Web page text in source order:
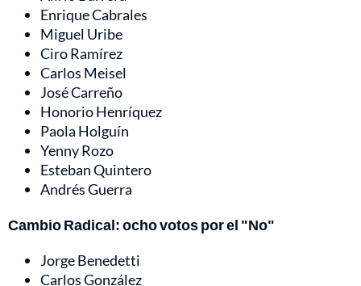
Enrique Cabrales
Miguel Uribe
Ciro Ramírez
Carlos Meisel
José Carreño
Honorio Henríquez
Paola Holguín
Yenny Rozo
Esteban Quintero
Andrés Guerra
Cambio Radical: ocho votos por el "No"
Jorge Benedetti
Carlos González